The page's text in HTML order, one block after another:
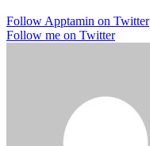
Follow Apptamin on Twitter
Follow me on Twitter